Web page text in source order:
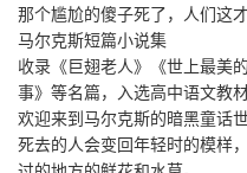
那个尴尬的傻子死了，人们这
马尔克斯短篇小说集
收录《巨翅老人》《世上最美
事》等名篇，入选高中语文教
欢迎来到马尔克斯的暗黑童话
死去的人会变回年轻时的模样